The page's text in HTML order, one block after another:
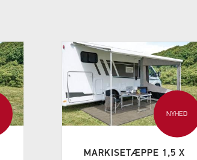
NYHED
MARKISETÆPPE 1,5 X